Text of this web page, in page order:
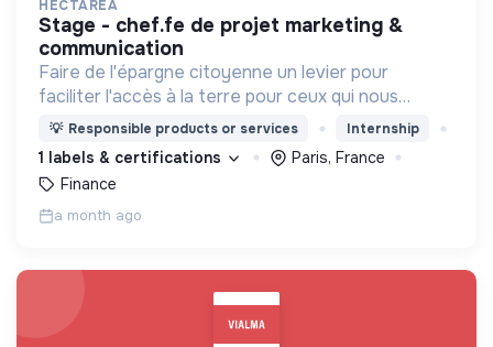
HECTAREA
stage - chef.fe de projet marketing &
communication
Faire de l'épargne citoyenne un levier pour
faciliter l'accès à la terre pour ceux qui nous
nourrissent
💡 Responsible products or services Internship
1 labels & certifications
Paris, France
Finance
a month ago